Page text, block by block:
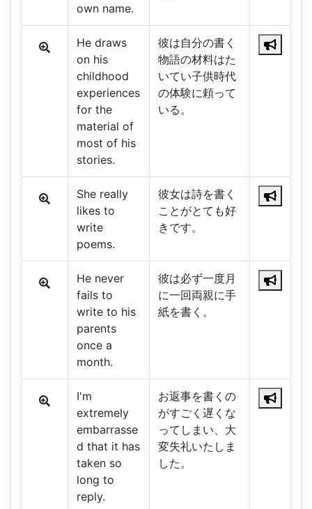
own name.
He draws
on his
childhood
experiences
for the
material of
most of his
stories.
彼は自分の書く
物語の材料はた
いてい子供時代
の体験に頼って
いる。
She really
likes to
write
poems.
彼女は詩を書く
ことがとても好
きです。
He never
fails to
write to his
parents
once a
month.
彼は必ず一度月
に一回両親に手
紙を書く。
I'm
extremely
embarrasse
d that it has
taken so
long to
reply.
お返事を書くの
がすごく遅くな
ってしまい、大
変失礼いたしま
した。